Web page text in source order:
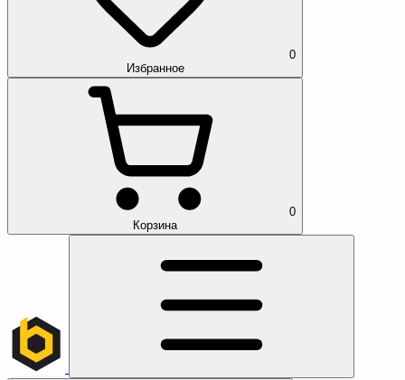
0
Избранное
0
Корзина